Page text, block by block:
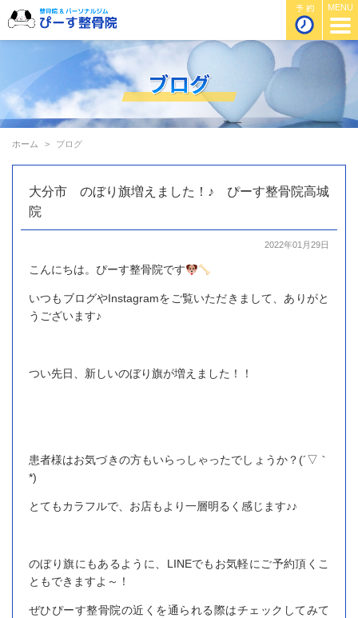
ホーム ブログ
大分市 のぼり旗増えました！♪ ぴーす整骨院高城
院
2022年01月29日
こんにちは。ぴーす整骨院です
いつもブログやInstagramをご覧いただきまして、ありがと
うございます♪
つい先日、新しいのぼり旗が増えました！！
患者様はお気づきの方もいらっしゃったでしょうか？(´▽｀
*)
とてもカラフルで、お店もより一層明るく感じます♪♪
のぼり旗にもあるように、LINEでもお気軽にご予約頂くこ
ともできますよ～！
ぜひぴーす整骨院の近くを通られる際はチェックしてみて